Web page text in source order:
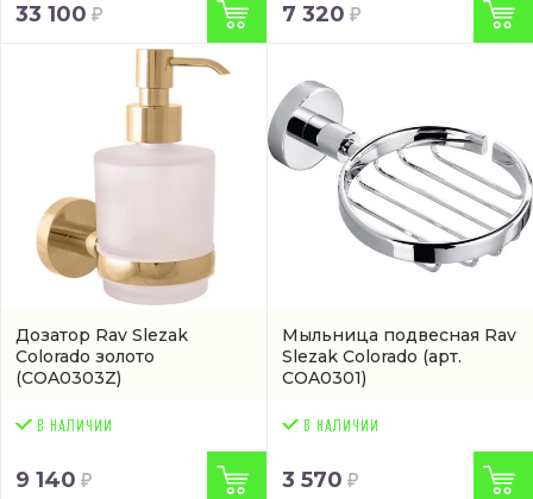
33 100 7 320
Дозатор Rav Slezak
Colorado золото
(COA0303Z)
9 140
Мыльница подвесная Rav
Slezak Colorado (арт.
COA0301)
3 570